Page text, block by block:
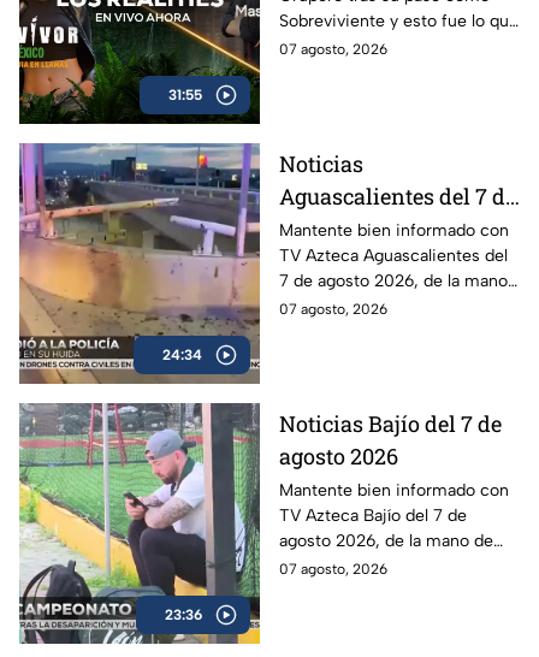
31:55
de agosto
Sobreviviente y esto fue lo que
nos dijo:
07 agosto, 2026
24:34
Noticias
Aguascalientes del 7 de
agosto 2026
Mantente bien informado con
TV Azteca Aguascalientes del
7 de agosto 2026, de la mano
de Roberta Sánchez.
07 agosto, 2026
23:36
Noticias Bajío del 7 de
agosto 2026
Mantente bien informado con
TV Azteca Bajío del 7 de
agosto 2026, de la mano de
Santiago Espinoza Figueroa y
07 agosto, 2026